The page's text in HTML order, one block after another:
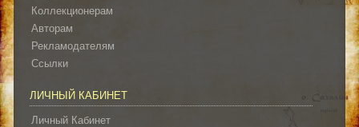
Коллекционерам
Авторам
Рекламодателям
Ссылки
ЛИЧНЫЙ КАБИНЕТ
Личный Кабинет